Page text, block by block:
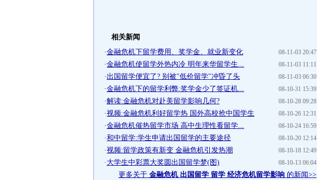
相关新闻
08-11-03 20:47
·金融危机下留学费用、奖学金、就业新变化
08-11-03 11:11
·金融危机使留学外热内冷 明年来华留学生...
08-11-03 06:30
·出国留学便宜了? 别被"低价留学"冲昏了头
08-10-31 15:39
·金融危机下的留学利弊:奖学金少了签证机...
08-10-28 09:28
·解读:金融危机对赴美留学影响几何?
08-10-26 12:31
·视频:金融危机利好留学热 国外高校抢中国学生
08-10-24 16:59
·金融危机催热留学市场 高中生理性看留学...
08-10-20 12:14
·和中留学:学生申请出国留学的主要途径
08-10-18 12:49
·视频:留学政策有新变 金融危机引发热潮
08-10-13 06:04
· 大学生中彩票大奖圆出国留学梦(图)
更多关于 金融危机 出国留学 留学 经济危机留学影响 的新闻>>